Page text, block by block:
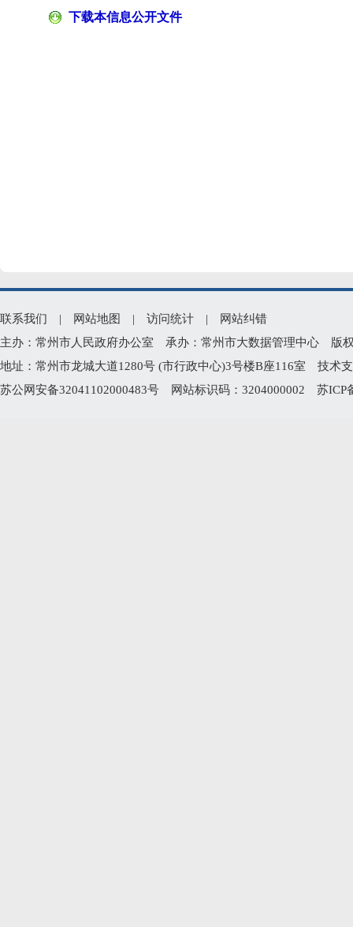
下载本信息公开文件
联系我们 | 网站地图 | 访问统计 |
网站纠错
主办：常州市人民政府办公室 承办：常州市大数据管理中心 版
地址：常州市龙城大道1280号 (市行政中心)3号楼B座116室 技术
苏公网安备32041102000483号 网站标识码：3204000002 苏ICP